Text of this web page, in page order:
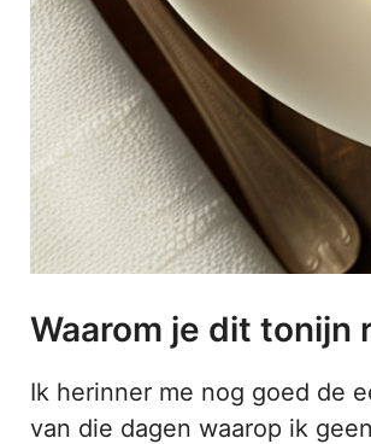
Waarom je dit tonijn
Ik herinner me nog goed de
van die dagen waarop ik